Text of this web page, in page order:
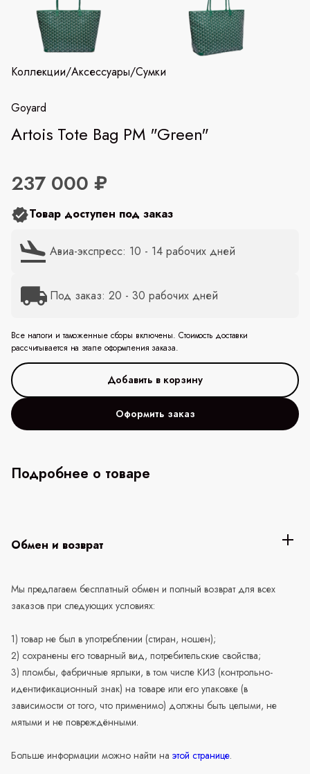
Коллекции/Аксессуары/Сумки
Goyard
Artois Tote Bag PM "Green"
237 000 ₽
Товар доступен под заказ
Авиа-экспресс: 10 - 14 рабочих дней
Под заказ: 20 - 30 рабочих дней
Все налоги и таможенные сборы включены. Стоимость доставки
рассчитывается на этапе оформления заказа.
Оформить заказ
Подробнее о товаре
Обмен и возврат
Мы предлагаем бесплатный обмен и полный возврат для всех
заказов при следующих условиях:
1) товар не был в употреблении (стиран, ношен);
2) сохранены его товарный вид, потребительские свойства;
3) пломбы, фабричные ярлыки, в том числе КИЗ (контрольно-
идентификационный знак) на товаре или его упаковке (в
зависимости от того, что применимо) должны быть целыми, не
мятыми и не повреждёнными.
Больше информации можно найти на этой странице.